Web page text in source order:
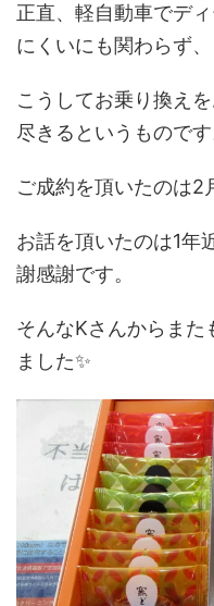
正直、軽自動車でデ
にくいにも関わらず、
こうしてお乗り換え
尽きるというものです
ご成約を頂いたのは2
お話を頂いたのは1年
謝感謝です。
そんなKさんからまた
ました✨